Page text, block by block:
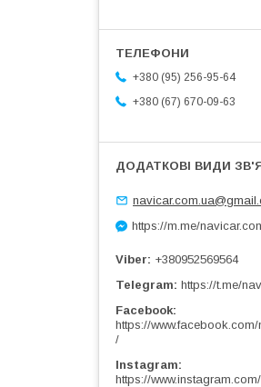
+380 (95) 256-95-64
+380 (67) 670-09-63
https://m.me/
Viber
+380952569564
Telegram https://t.me/
Facebook
https://
/
Instagram
https://